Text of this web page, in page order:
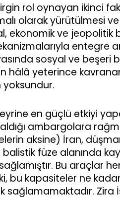
rol oynayan ikinci
olarak yürütülmesi
ekonomik ve jeopolitik
entegre
sosyal ve beşeri
hâlâ yeterince
yoksundur.
en güçlü etkiyi
ambargolara
aksine) İran,
füze alanında
Bu araçlar
bu kapasiteler ne
sağlamamaktadır.